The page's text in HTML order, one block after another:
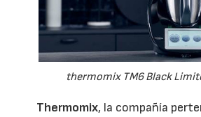
thermomix TM6 Black
Thermomix, la compañía